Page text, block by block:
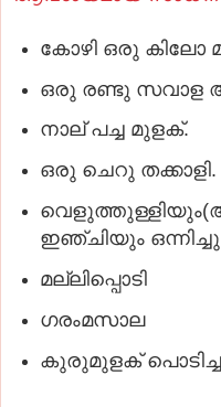
കോഴി ഒരു കിലോ
ഒരു രണ്ടു സവാള
നാല് പച്ച മുളക്.
ഒരു ചെറു തക്കാളി.
ഇഞ്ചിയും ഒന്നിച്ചു
മല്ലിപ്പൊടി
ഗരംമസാല
കുരുമുളക്